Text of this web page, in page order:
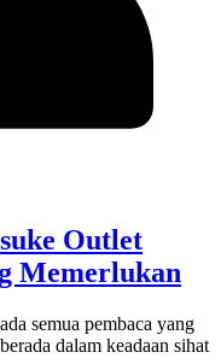
Outlet
Memerlukan
semua pembaca yang
dalam keadaan sihat